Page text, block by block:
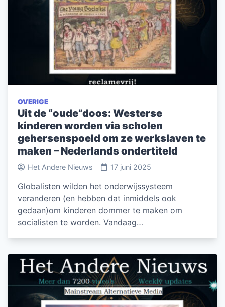
OVERIGE
Uit de “oude”doos: Westerse
kinderen worden via scholen
gehersenspoeld om ze werkslaven te
maken – Nederlands ondertiteld
Het Andere Nieuws 17 juni 2025
Globalisten wilden het onderwijssysteem
veranderen (en hebben dat inmiddels ook
gedaan)om kinderen dommer te maken om
socialisten te worden. Vandaag…